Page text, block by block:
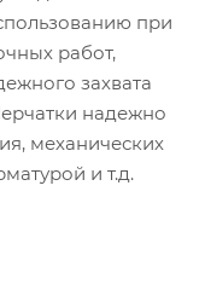
при
работ,
захвата
надежно
механических
и т.д.